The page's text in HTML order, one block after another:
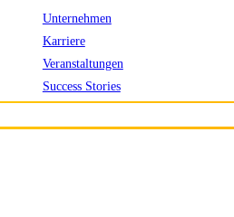
Unternehmen
Karriere
Veranstaltungen
Success Stories